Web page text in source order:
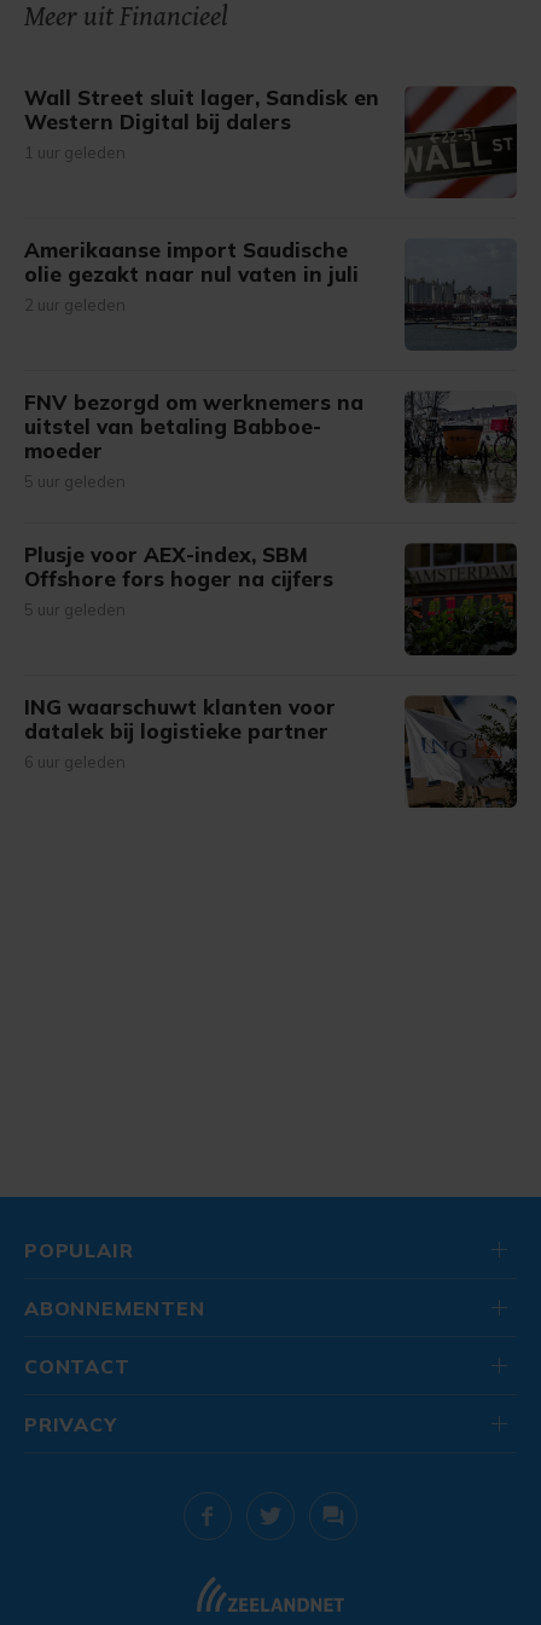
Meer uit Financieel
Wall Street sluit lager, Sandisk en
Western Digital bij dalers
1 uur geleden
Amerikaanse import Saudische
olie gezakt naar nul vaten in juli
2 uur geleden
FNV bezorgd om werknemers na
uitstel van betaling Babboe-
moeder
5 uur geleden
Plusje voor AEX-index, SBM
Offshore fors hoger na cijfers
5 uur geleden
ING waarschuwt klanten voor
datalek bij logistieke partner
6 uur geleden
POPULAIR
ABONNEMENTEN
CONTACT
PRIVACY